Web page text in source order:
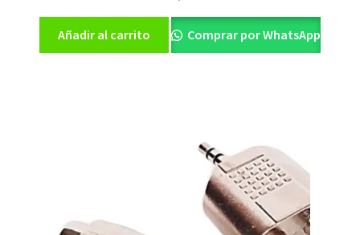
Añadir al carrito Comprar por WhatsApp